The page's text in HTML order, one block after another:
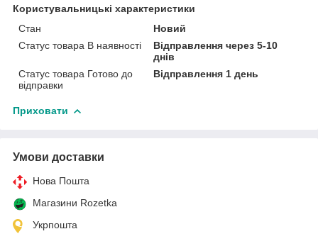
Користувальницькі характеристики
Стан
Новий
Статус товара В наявності
Відправлення через 5-10
днів
Статус товара Готово до
відправки
Відправлення 1 день
Приховати
Умови доставки
Нова Пошта
Магазини Rozetka
Укрпошта